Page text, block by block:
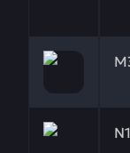
Заказывая
Заказывая